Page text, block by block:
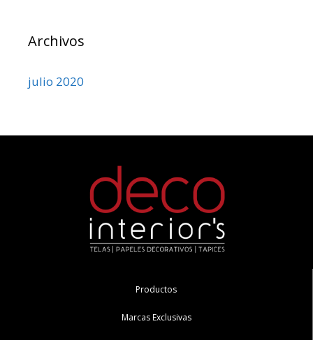
Archivos
julio 2020
Productos
Marcas Exclusivas